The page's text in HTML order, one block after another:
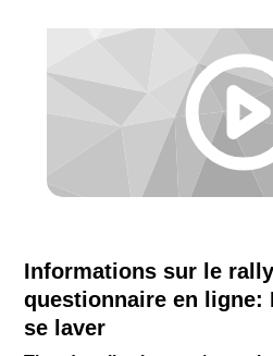
Informations sur le
questionnaire en ligne:
se laver